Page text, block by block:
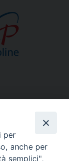
generale
per
anche per
semplici",